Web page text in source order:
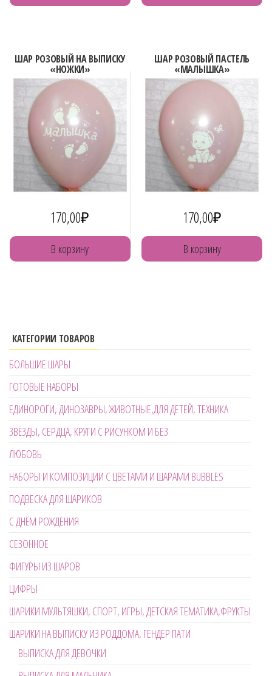
ШАР РОЗОВЫЙ НА ВЫПИСКУ
«НОЖКИ»
170,00₽
В корзину
ШАР РОЗОВЫЙ ПАСТЕЛЬ
«МАЛЫШКА»
170,00₽
В корзину
КАТЕГОРИИ ТОВАРОВ
БОЛЬШИЕ ШАРЫ
ГОТОВЫЕ НАБОРЫ
ЕДИНОРОГИ, ДИНОЗАВРЫ, ЖИВОТНЫЕ,ДЛЯ ДЕТЕЙ, ТЕХНИКА
ЗВЁЗДЫ, СЕРДЦА, КРУГИ С РИСУНКОМ И БЕЗ
ЛЮБОВЬ
НАБОРЫ И КОМПОЗИЦИИ С ЦВЕТАМИ И ШАРАМИ BUBBLES
ПОДВЕСКА ДЛЯ ШАРИКОВ
С ДНЁМ РОЖДЕНИЯ
СЕЗОННОЕ
ФИГУРЫ ИЗ ШАРОВ
ЦИФРЫ
ШАРИКИ МУЛЬТЯШКИ, СПОРТ, ИГРЫ, ДЕТСКАЯ ТЕМАТИКА,ФРУКТЫ
ШАРИКИ НА ВЫПИСКУ ИЗ РОДДОМА, ГЕНДЕР ПАТИ
ВЫПИСКА ДЛЯ ДЕВОЧКИ